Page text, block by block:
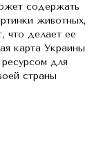
содержать
животных,
что делает ее
карта Украины
для
страны